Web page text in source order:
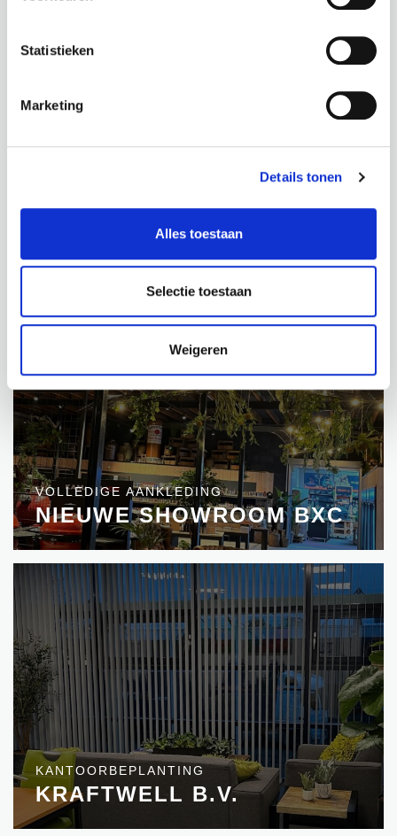
Statistieken
Marketing
Details tonen
Alles toestaan
Selectie toestaan
Weigeren
GIGANTISCHE GREEN WALL
VAN DE WETERINGEN
VOLLEDIGE AANKLEDING
NIEUWE SHOWROOM BXC
KANTOORBEPLANTING
KRAFTWELL B.V.